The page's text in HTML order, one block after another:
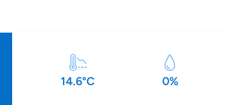
14.6°C 0%